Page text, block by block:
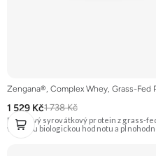
Zengana®, Complex Whey, Grass-Fed
1 529 Kč1 738 Kč
Prémiový syrovátkový protein z grass-
vysokou biologickou hodnotu a